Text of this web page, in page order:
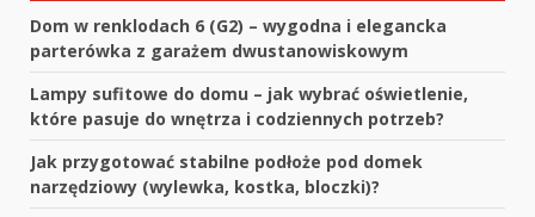
Dom w renklodach 6 (G2) – wygodna i elegancka
parterówka z garażem dwustanowiskowym
Lampy sufitowe do domu – jak wybrać oświetlenie,
które pasuje do wnętrza i codziennych potrzeb?
Jak przygotować stabilne podłoże pod domek
narzędziowy (wylewka, kostka, bloczki)?